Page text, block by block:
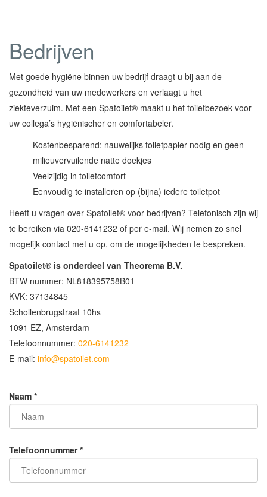
Bedrijven
Met goede hygiëne binnen uw bedrijf draagt u bij aan de
gezondheid van uw medewerkers en verlaagt u het
ziekteverzuim. Met een Spatoilet® maakt u het toiletbezoek voor
uw collega’s hygiënischer en comfortabeler.
Kostenbesparend: nauwelijks toiletpapier nodig en geen
milieuvervuilende natte doekjes
Veelzijdig in toiletcomfort
Eenvoudig te installeren op (bijna) iedere toiletpot
Heeft u vragen over Spatoilet® voor bedrijven? Telefonisch zijn wij
te bereiken via​ 020-6141232​ of per e-mail. Wij nemen zo snel
mogelijk contact met u op, om de mogelijkheden te bespreken.
Spatoilet® is onderdeel van Theorema B.V.
BTW nummer: NL818395758B01
KVK: 37134845
Schollenbrugstraat 10hs
1091 EZ, Amsterdam
Telefoonnummer: ​ 020-6141232
E-mail: ​ info@spatoilet.com
Naam *
Telefoonnummer *